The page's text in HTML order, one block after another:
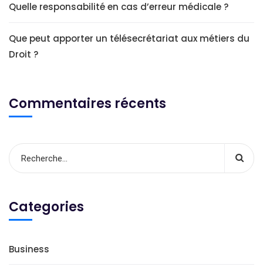
Quelle responsabilité en cas d’erreur médicale ?
Que peut apporter un télésecrétariat aux métiers du
Droit ?
Commentaires récents
Categories
Business